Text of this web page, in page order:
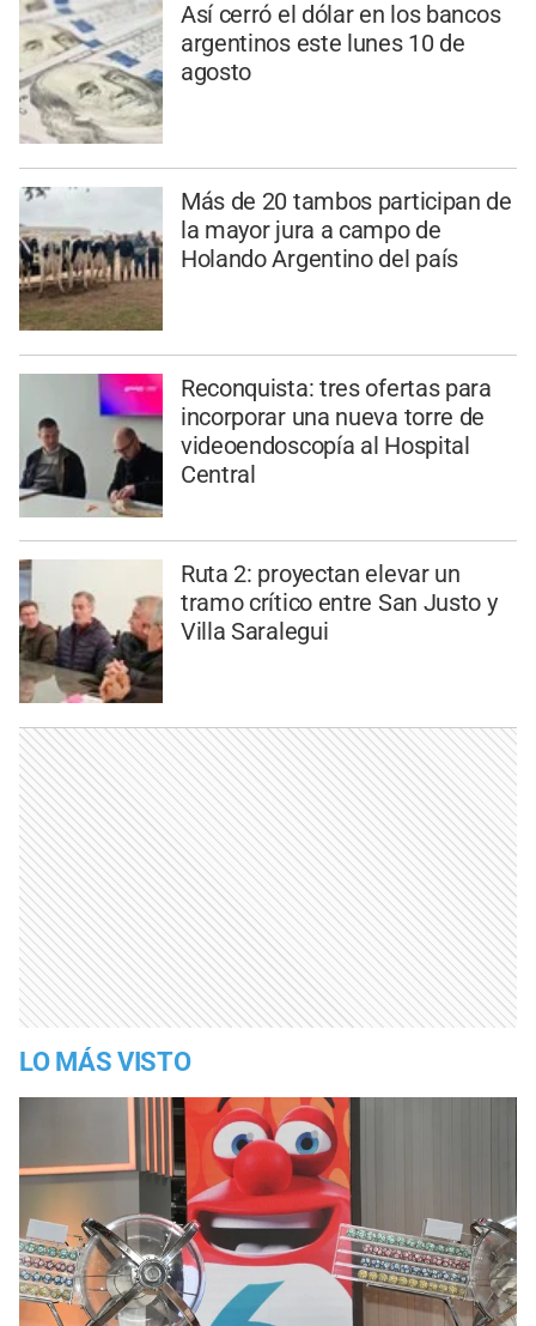
Así cerró el dólar en los bancos
argentinos este lunes 10 de
agosto
Más de 20 tambos participan de
la mayor jura a campo de
Holando Argentino del país
Reconquista: tres ofertas para
incorporar una nueva torre de
videoendoscopía al Hospital
Central
Ruta 2: proyectan elevar un
tramo crítico entre San Justo y
Villa Saralegui
LO MÁS VISTO